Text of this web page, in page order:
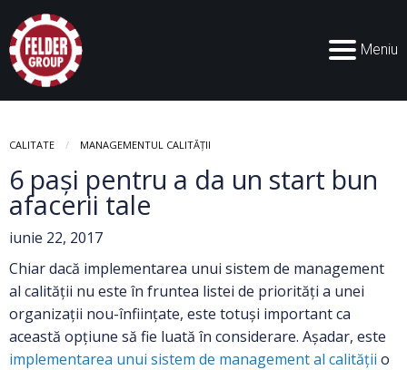
Meniu
CALITATE MANAGEMENTUL CALITĂȚII
6 pași pentru a da un start bun
afacerii tale
iunie 22, 2017
Chiar dacă implementarea unui sistem de management
al calității nu este în fruntea listei de priorități a unei
organizații nou-înființate, este totuși important ca
această opțiune să fie luată în considerare. Așadar, este
implementarea unui sistem de management al calității o